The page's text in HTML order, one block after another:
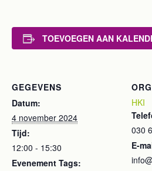
TOEVOEGEN AAN
GEGEVENS
Datum:
4 november 2024
Tijd:
12:00 - 15:30
Evenement Tags:
HKI
030
E-